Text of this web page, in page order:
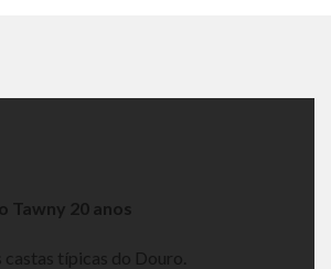
Tawny 20 anos
castas típicas do Douro.